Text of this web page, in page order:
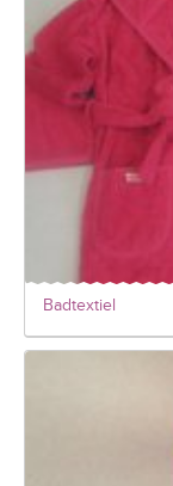
Badtextiel